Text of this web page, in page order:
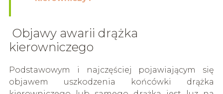
Objawy awarii drążka
kierowniczego
Podstawowym i najczęściej pojawiającym się
objawem uszkodzenia końcówki drążka